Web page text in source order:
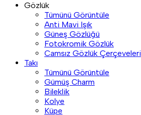
Gözlük
Tümünü Görüntüle
Anti Mavi Işık
Güneş Gözlüğü
Fotokromik Gözlük
Camsız Gözlük Çerçeveleri
Takı
Tümünü Görüntüle
Gümüş Charm
Bileklik
Kolye
Küpe